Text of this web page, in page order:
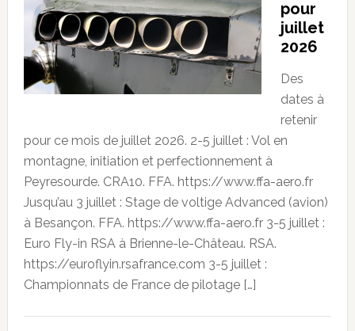
pour
juillet
2026
Des
dates à
retenir
pour ce mois de juillet 2026. 2-5 juillet : Vol en
montagne, initiation et perfectionnement à
Peyresourde. CRA10. FFA. https://www.ffa-aero.fr
Jusqu’au 3 juillet : Stage de voltige Advanced (avion)
à Besançon. FFA. https://www.ffa-aero.fr 3-5 juillet :
Euro Fly-in RSA à Brienne-le-Château. RSA.
https://euroflyin.rsafrance.com 3-5 juillet :
Championnats de France de pilotage […]